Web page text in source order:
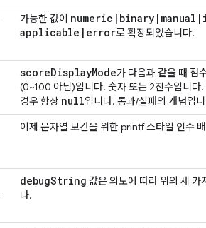
가능한 값이 numeric | binary | manual |
applicable | error로 확장되었습니다.
scoreDisplayMode가 다음과 같을 때 점
(0~100 아님)입니다. 숫자 또는 2진수입니다
경우 항상 null입니다. 통과/실패의 개념입
이제 문자열 보간을 위한 printf 스타일 인수
debugString 값은 의도에 따라 위의 세 가
다.